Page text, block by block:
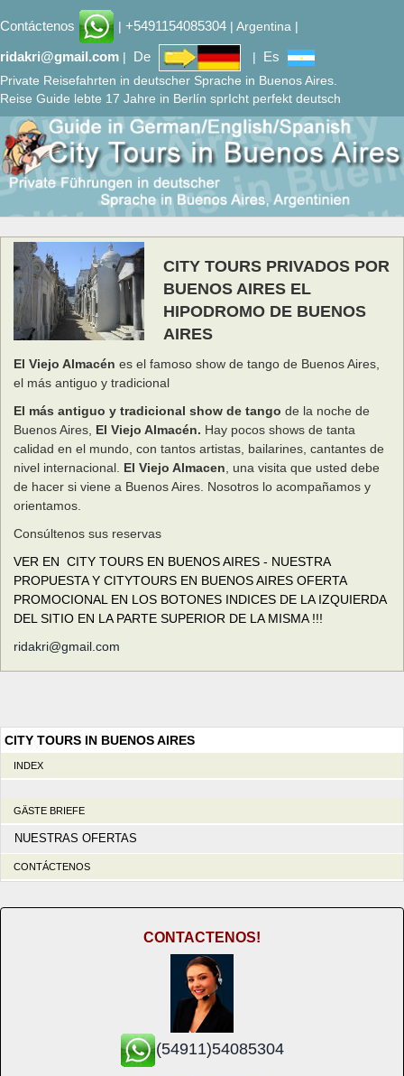
Contáctenos | +5491154085304 | Argentina |
ridakri@gmail.com | De | Es
Private Reisefahrten in deutscher Sprache in Buenos Aires.
Reise Guide lebte 17 Jahre in Berlín sprIcht perfekt deutsch
CITY TOURS PRIVADOS POR
BUENOS AIRES EL
HIPODROMO DE BUENOS
AIRES
El Viejo Almacén es el famoso show de tango de Buenos Aires,
el más antiguo y tradicional
El más antiguo y tradicional show de tango de la noche de
Buenos Aires, El Viejo Almacén. Hay pocos shows de tanta
calidad en el mundo, con tantos artistas, bailarines, cantantes de
nivel internacional. El Viejo Almacen, una visita que usted debe
de hacer si viene a Buenos Aires. Nosotros lo acompañamos y
orientamos.
Consúltenos sus reservas
VER EN CITY TOURS EN BUENOS AIRES - NUESTRA
PROPUESTA Y CITYTOURS EN BUENOS AIRES OFERTA
PROMOCIONAL EN LOS BOTONES INDICES DE LA IZQUIERDA
DEL SITIO EN LA PARTE SUPERIOR DE LA MISMA !!!
ridakri@gmail.com
CITY TOURS IN BUENOS AIRES
INDEX
GÄSTE BRIEFE
NUESTRAS OFERTAS
CONTÁCTENOS
CONTACTENOS!
(54911)54085304